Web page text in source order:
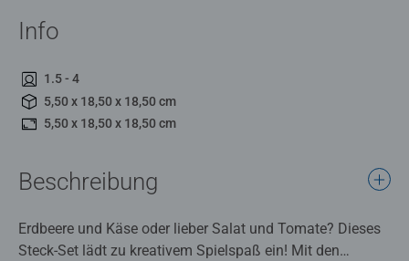
Info
1.5 - 4
5,50 x 18,50 x 18,50 cm
5,50 x 18,50 x 18,50 cm
Beschreibung
Erdbeere und Käse oder lieber Salat und Tomate? Dieses
Steck-Set lädt zu kreativem Spielspaß ein! Mit den